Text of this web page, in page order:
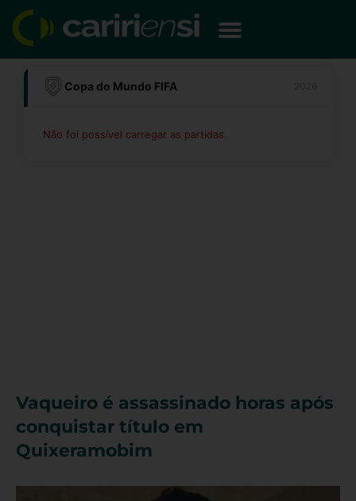
para
conteúdo
Copa do Mundo FIFA
Não foi possível carregar as partidas.
Vaqueiro é assassinado horas após
conquistar título em
Quixeramobim